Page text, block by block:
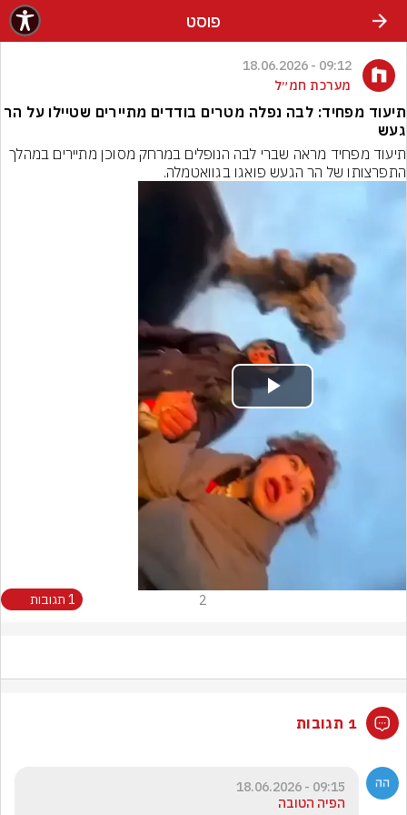
פוסט
09:12 - 18.06.2026
מערכת חמ״ל
תיעוד מפחיד: לבה נפלה מטרים בודדים מתיירים שטיילו על הר
געש
תיעוד מפחיד מראה שברי לבה הנופלים במרחק מסוכן מתיירים במהלך
התפרצותו של הר הגעש פואגו בגוואטמלה.
Play
Video
2 1 תגובות
1 תגובות
09:15 - 18.06.2026
הפיה הטובה